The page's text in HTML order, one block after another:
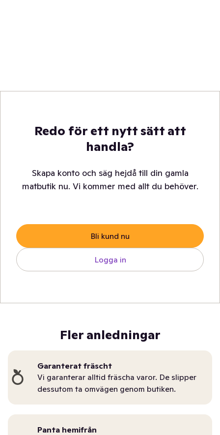
Redo för ett nytt sätt att
handla?
Skapa konto och säg hejdå till din gamla
matbutik nu. Vi kommer med allt du behöver.
Bli kund nu
Logga in
Fler anledningar
Garanterat fräscht
Vi garanterar alltid fräscha varor. De slipper
dessutom ta omvägen genom butiken.
Panta hemifrån